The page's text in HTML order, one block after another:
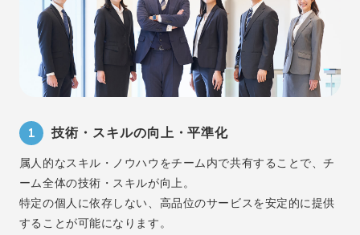
1 技術・スキルの向上・平準化
属人的なスキル・ノウハウをチーム内で共有することで、チ
ーム全体の技術・スキルが向上。
特定の個人に依存しない、高品位のサービスを安定的に提供
することが可能になります。